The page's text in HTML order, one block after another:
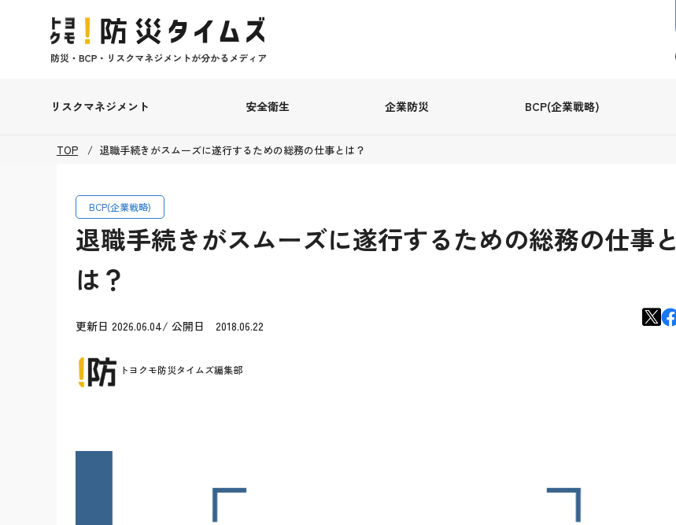
リスクマネジメント 安全衛生 企業防災 BCP(企業戦略)
TOP 退職手続きがスムーズに遂行するための総務の仕事とは？
BCP(企業戦略)
退職手続きがスムーズに遂行するための総務の仕事と
は？
更新日 2026.06.04/ 公開日 2018.06.22
トヨクモ防災タイムズ編集部